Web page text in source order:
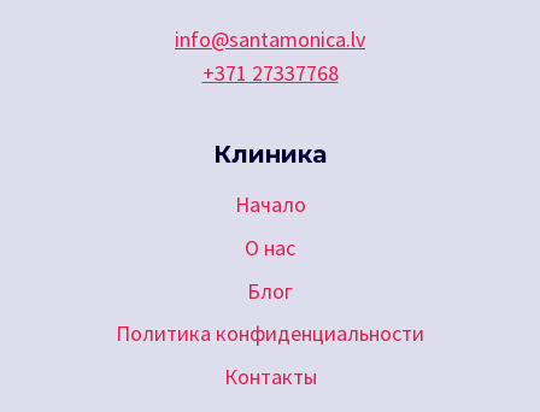
info@santamonica.lv
+371 27337768
Клиника
Начало
О нас
Блог
Политика конфиденциальности
Контакты